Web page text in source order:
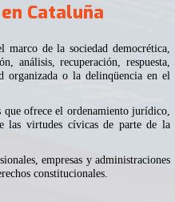
Cataluña
de la sociedad democrética,
análisis, recuperación, respuesta,
organizada o la delinqüencia en el
que ofrece el ordenamiento jurídico,
las virtudes cívicas de parte de la
empresas y administraciones
constitucionales.